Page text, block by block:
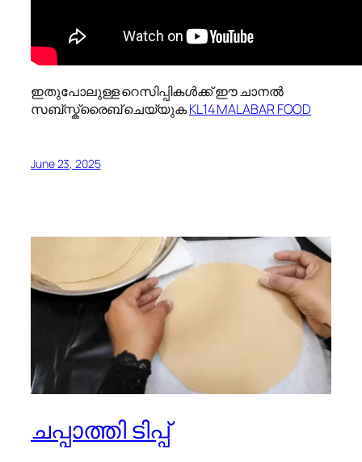
ഇതുപോലുള്ള റെസിപ്പികൾക്ക് ഈ ചാനൽ
സബ്സ്ക്രൈബ് ചെയ്യുകKL14 MALABAR FOOD
June 23, 2025
ചപ്പാത്തി ടിപ്പ്